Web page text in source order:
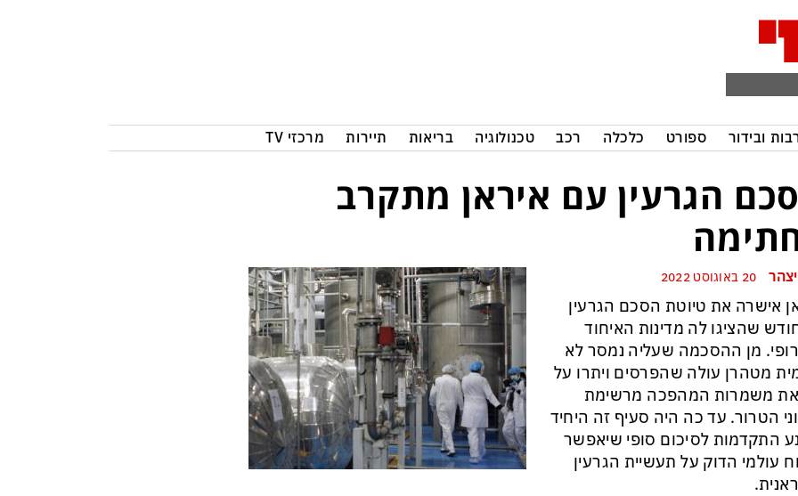
ובידור ספורט כלכלה רכב טכנולוגיה בריאות תיירות מרכזי TV
הגרעין עם איראן מתקרב
אישרה את טיוטת הסכם הגרעין
שהציגו לה מדינות האיחוד
מן ההסכמה שעליה נמסר לא
מטהרן עולה שהפרסים ויתרו על
משמרות המהפכה מרשימת
הטרור. עד כה היה סעיף זה היחיד
התקדמות לסיכום סופי שיאפשר
עולמי הדוק על תעשיית הגרעין